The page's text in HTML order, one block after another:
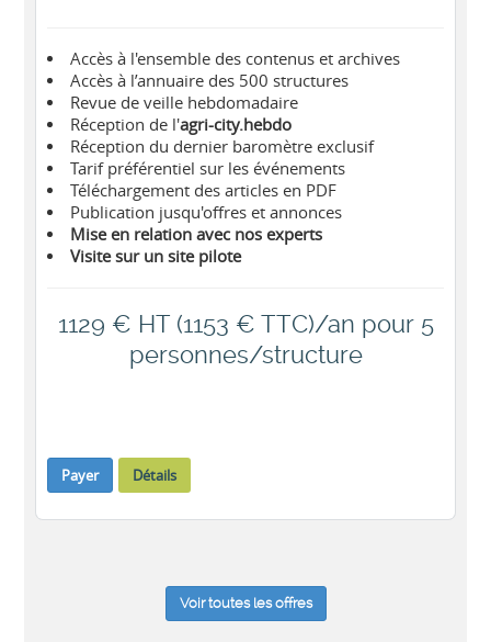
Accès à l'ensemble des contenus et archives
Accès à l’annuaire des 500 structures
Revue de veille hebdomadaire
Réception de l'agri-city.hebdo
Réception du dernier baromètre exclusif
Tarif préférentiel sur les événements
Téléchargement des articles en PDF
Publication jusqu'offres et annonces
Mise en relation avec nos experts
Visite sur un site pilote
1129 € HT (1153 € TTC)/an pour 5
personnes/structure
Payer Détails
Voir toutes les offres